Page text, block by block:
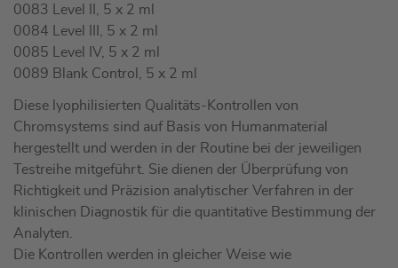
0083 Level II, 5 x 2 ml
0084 Level III, 5 x 2 ml
0085 Level IV, 5 x 2 ml
0089 Blank Control, 5 x 2 ml
Diese lyophilisierten Qualitäts-Kontrollen von
Chromsystems sind auf Basis von Humanmaterial
hergestellt und werden in der Routine bei der jeweiligen
Testreihe mitgeführt. Sie dienen der Überprüfung von
Richtigkeit und Präzision analytischer Verfahren in der
klinischen Diagnostik für die quantitative Bestimmung der
Analyten.
Die Kontrollen werden in gleicher Weise wie